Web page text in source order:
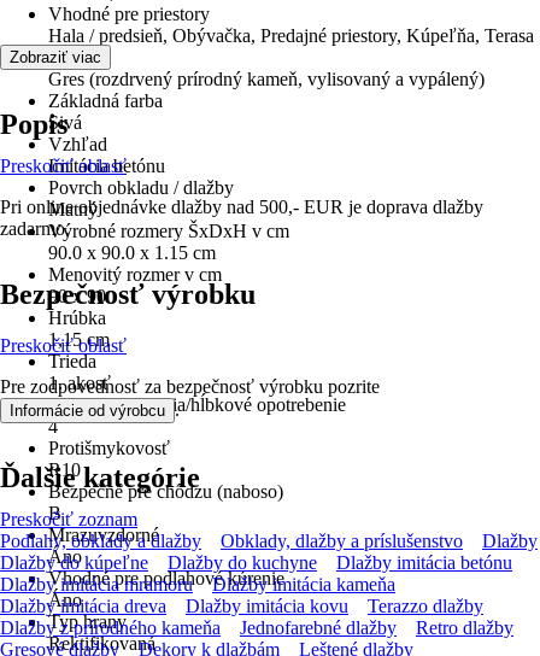
Vhodné pre priestory
Hala / predsieň, Obývačka, Predajné priestory, Kúpeľňa, Terasa
Materiál
Gres (rozdrvený prírodný kameň, vylisovaný a vypálený)
Základná farba
Sivá
Vzhľad
Imitácia betónu
Povrch obkladu / dlažby
Matný
Výrobné rozmery ŠxDxH v cm
90.0 x 90.0 x 1.15 cm
Menovitý rozmer v cm
90 x 90
Hrúbka
1,15 cm
Trieda
1. akosť
Skupina odierania/hĺbkové opotrebenie
4
Protišmykovosť
R10
Bezpečné pre chôdzu (naboso)
B
Mrazuvzdorné
Áno
Vhodné pre podlahové kúrenie
Áno
Typ hrany
Rektifikovaná
Zobraziť viac
Popis
Preskočiť oblasť
Pri online objednávke dlažby nad 500,- EUR je doprava dlažby
zadarmo.
Bezpečnosť výrobku
Preskočiť oblasť
Pre zodpovednosť za bezpečnosť výrobku pozrite
Informácie od výrobcu .
Ďalšie kategórie
Preskočiť zoznam
Podlahy, obklady a dlažby
Obklady, dlažby a príslušenstvo
Dlažby
Dlažby do kúpeľne
Dlažby do kuchyne
Dlažby imitácia betónu
Dlažby imitácia mramoru
Dlažby imitácia kameňa
Dlažby imitácia dreva
Dlažby imitácia kovu
Terazzo dlažby
Dlažby z prírodného kameňa
Jednofarebné dlažby
Retro dlažby
Gresové dlažby
Dekory k dlažbám
Leštené dlažby